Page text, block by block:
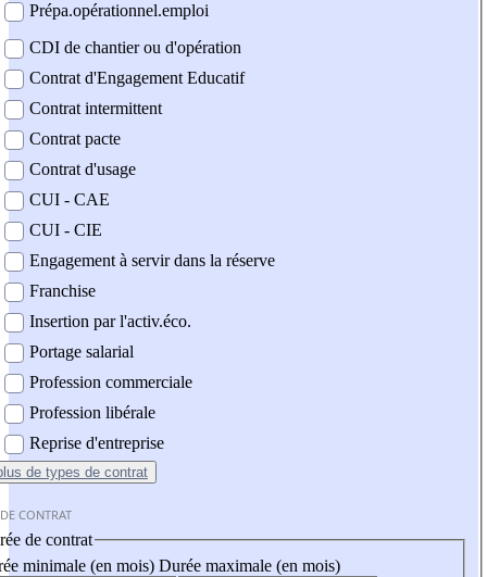
Prépa.opérationnel.emploi
CDI de chantier ou d'opération
Contrat d'Engagement Educatif
Contrat intermittent
Contrat pacte
Contrat d'usage
CUI - CAE
CUI - CIE
Engagement à servir dans la réserve
Franchise
Insertion par l'activ.éco.
Portage salarial
Profession commerciale
Profession libérale
Reprise d'entreprise
de types de contrat
CONTRAT
de contrat
minimale (en mois) Durée maximale (en mois)